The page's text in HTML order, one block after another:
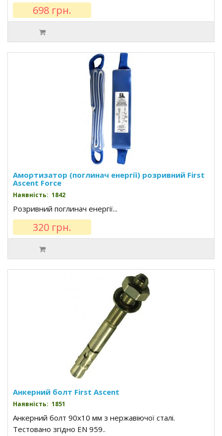
698 грн.
Амортизатор (поглинач енергії) розривний First
Ascent Force
Наявність: 1842
Розривний поглинач енергії...
320 грн.
Анкерний болт First Ascent
Наявність: 1851
Анкерний болт 90x10 мм з нержавіючої сталі.
Тестовано згідно EN 959..